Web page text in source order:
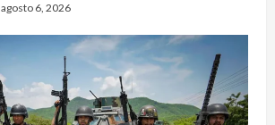
agosto 6, 2026
Deportes Nacional
Aficionado encara a Mikel Arriola en
vuelo y exige regreso del ascenso